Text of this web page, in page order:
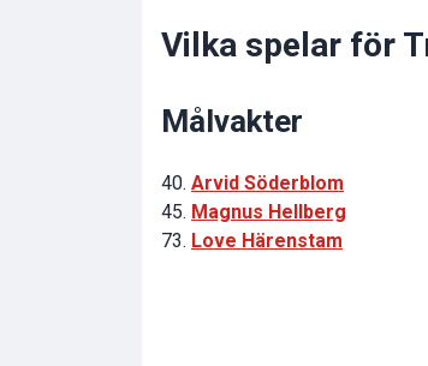
Vilka spelar för
Målvakter
40. Arvid Söderblom
45. Magnus Hellberg
73. Love Härenstam